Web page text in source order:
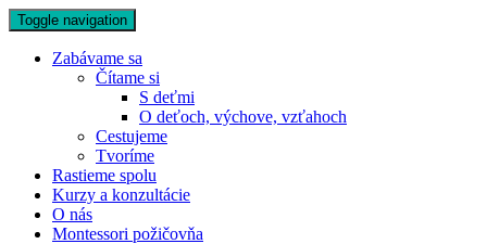
Toggle navigation
Zabávame sa
Čítame si
S deťmi
O deťoch, výchove, vzťahoch
Cestujeme
Tvoríme
Rastieme spolu
Kurzy a konzultácie
O nás
Montessori požičovňa